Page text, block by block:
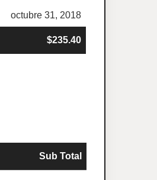
octubre 31, 2018
$235.40
Sub Total